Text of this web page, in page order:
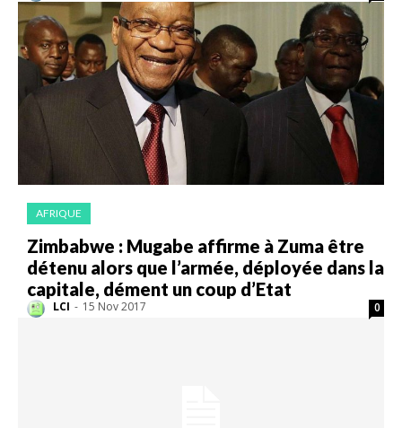
AFRIQUE
Zimbabwe : Mugabe affirme à Zuma être
détenu alors que l’armée, déployée dans la
capitale, dément un coup d’Etat
LCI - 15 Nov 2017 0